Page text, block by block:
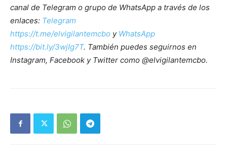
canal de Telegram o grupo de WhatsApp a través de los
enlaces: Telegram
https://t.me/elvigilantemcbo y WhatsApp
https://bit.ly/3wjIg7T. También puedes seguirnos en
Instagram, Facebook y Twitter como @elvigilantemcbo.